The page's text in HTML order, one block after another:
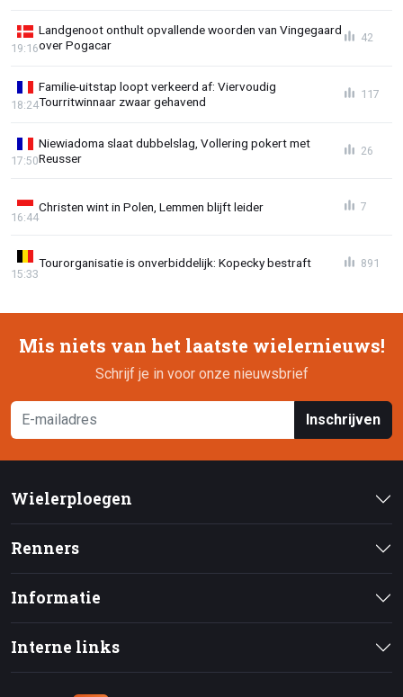
Landgenoot onthult opvallende woorden van Vingegaard
over Pogacar
19:16
42
Familie-uitstap loopt verkeerd af: Viervoudig
Tourritwinnaar zwaar gehavend
18:24
117
Niewiadoma slaat dubbelslag, Vollering pokert met
Reusser
17:50
26
Christen wint in Polen, Lemmen blijft leider
16:44
7
Tourorganisatie is onverbiddelijk: Kopecky bestraft
15:33
891
Mis niets van het laatste wielernieuws!
Schrijf je in voor onze nieuwsbrief
Inschrijven
Wielerploegen
Renners
Informatie
Interne links